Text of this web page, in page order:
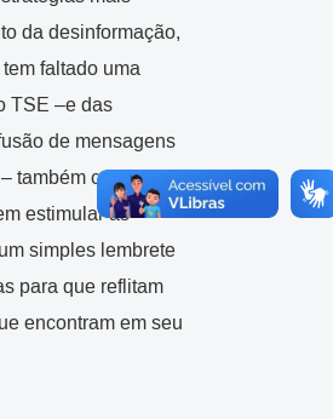
da desinformação,
faltado uma
TSE –e das
de mensagens
também conhecida
estimular as
simples lembrete
para que reflitam
encontram em seu